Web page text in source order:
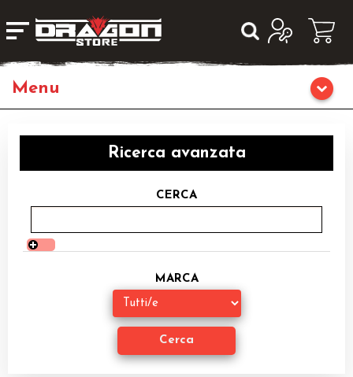
Giochi di Ruolo
Librigame
Editoria
Giochi di Carte Collezionabili
Ricerca avanzata
CERCA
MARCA